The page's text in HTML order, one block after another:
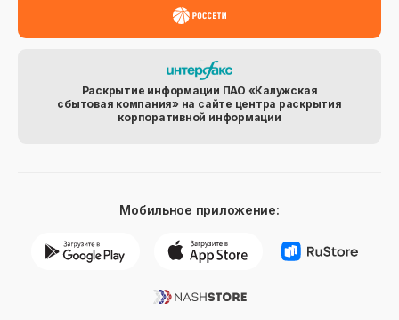
Раскрытие информации ПАО «Калужская
сбытовая компания» на сайте центра раскрытия
корпоративной информации
Мобильное приложение: